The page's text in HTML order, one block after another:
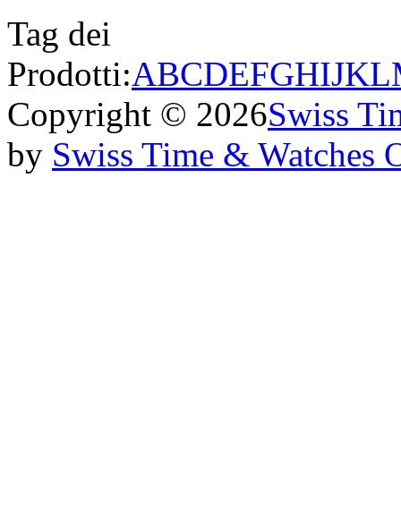
Tag dei
Prodotti:ABCDEFGHIJKL
Copyright © 2026Swiss
by Swiss Time & Watches